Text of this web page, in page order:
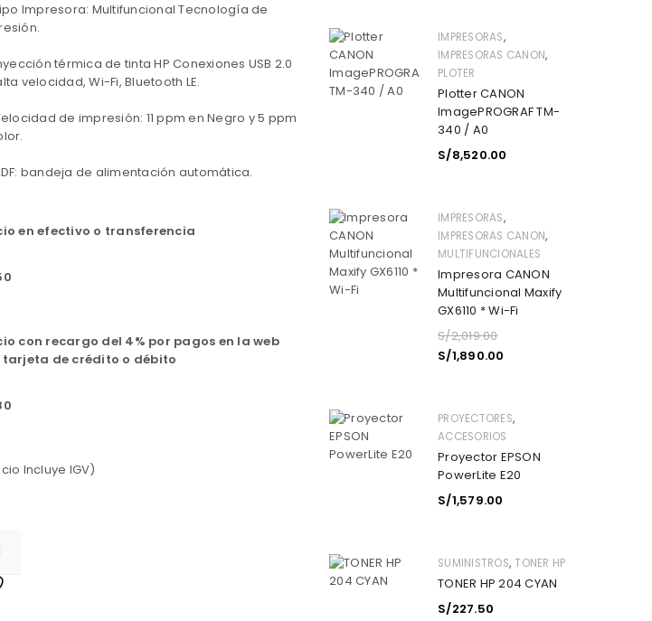
Impresora: Multifuncional Tecnología de
térmica de tinta HP Conexiones USB 2.0
velocidad, Wi-Fi, Bluetooth LE.
de impresión: 11 ppm en Negro y 5 ppm
bandeja de alimentación automática.
en efectivo o transferencia
con recargo del 4% por pagos en la web
tarjeta de crédito o débito
Incluye IGV)
IMPRESORAS,
IMPRESORAS CANON,
PLOTER
Plotter CANON
ImagePROGRAF TM-
340 / A0
S/8,520.00
IMPRESORAS,
IMPRESORAS CANON,
MULTIFUNCIONALES
Impresora CANON
Multifuncional Maxify
GX6110 * Wi-Fi
S/2,019.00
S/1,890.00
PROYECTORES,
ACCESORIOS
Proyector EPSON
PowerLite E20
S/1,579.00
SUMINISTROS,TONER HP
TONER HP 204 CYAN
S/227.50